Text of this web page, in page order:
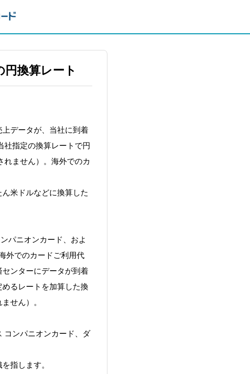
換算レート
データが、当社に到着
社指定の換算レートで円
れません）。海外でのカ
米ドルなどに換算した
パニオンカード、およ
外でのカードご利用代
ンターにデータが到着
るレートを加算した換
せん）。
コンパニオンカード、ダ
指します。